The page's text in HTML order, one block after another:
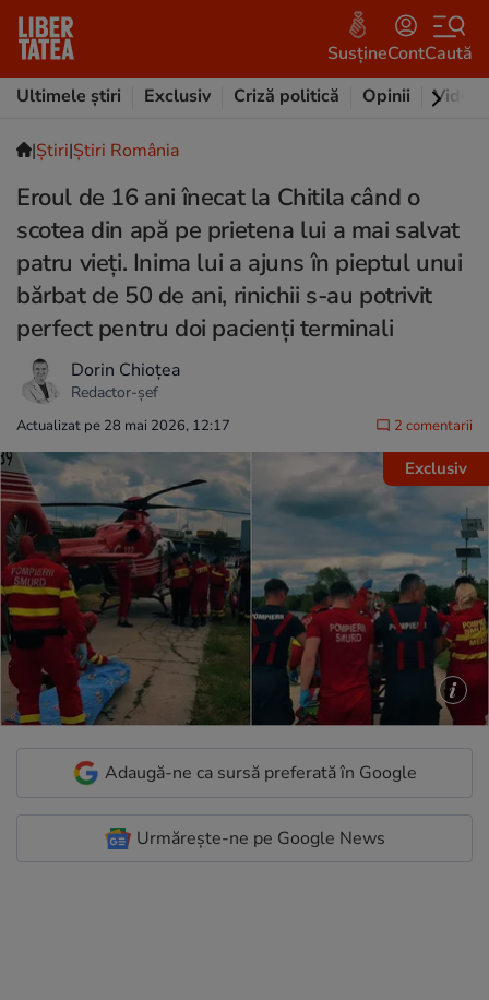
SusțineContCaută
Ultimele știri
Exclusiv Criză politică Opinii Video
|Ştiri|Știri România
Eroul de 16 ani înecat la Chitila când o
scotea din apă pe prietena lui a mai salvat
patru vieți. Inima lui a ajuns în pieptul unui
bărbat de 50 de ani, rinichii s-au potrivit
perfect pentru doi pacienți terminali
Dorin Chioțea
Redactor-șef
Actualizat pe 28 mai 2026, 12:17 2 comentarii
Exclusiv
Adaugă-ne ca sursă preferată în Google
Urmărește-ne pe Google News